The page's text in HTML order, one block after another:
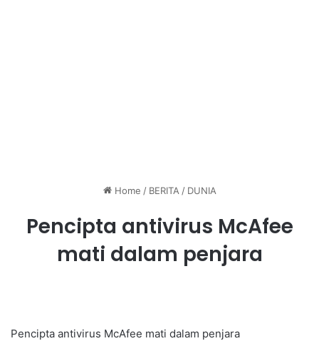
Home / BERITA / DUNIA
Pencipta antivirus McAfee
mati dalam penjara
Pencipta antivirus McAfee mati dalam penjara